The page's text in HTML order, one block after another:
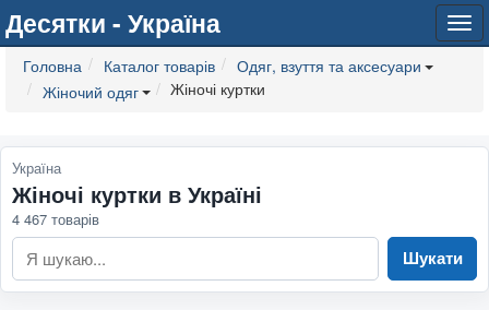
Десятки - Україна
Головна Каталог товарів
Одяг, взуття та аксесуари
Жіночий одяг
Жіночі куртки
Україна
Жіночі куртки в Україні
4 467 товарів
Шукати